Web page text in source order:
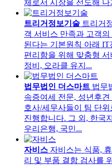
체로서 시장을 선도해
트리거정보기술 트리거
객 서비스 만족과 고객
된다는 기본원칙 아래
편리함을 위해 맞춤형
정비, 오라클 유지...
법무법인 더스마트 법무
속증여세 전문, 성년후
호사/세무사들이 팀 단
진행합니다. 그 외, 한국
우리은행, 국민...
자비스 자비스는 식품,
리 및 부품 결함 검사를